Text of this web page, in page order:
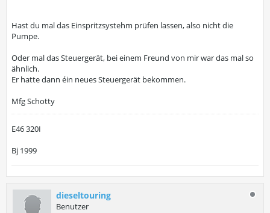
Hast du mal das Einspritzsystehm prüfen lassen, also nicht die
Pumpe.
Oder mal das Steuergerät, bei einem Freund von mir war das mal so
ähnlich.
Er hatte dann éin neues Steuergerät bekommen.
Mfg Schotty
E46 320I
Bj 1999
dieseltouring
Benutzer